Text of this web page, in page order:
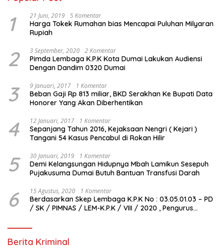
1 21 Juni, 2019 5 Komentar
Harga Tokek Rumahan bias Mencapai Puluhan Milyaran
Rupiah
2 3 September, 2020 2 Komentar
Pimda Lembaga K.P.K Kota Dumai Lakukan Audiensi
Dengan Dandim 0320 Dumai
3 9 Januari, 2017 1 Komentar
Beban Gaji Rp 813 miliar, BKD Serakhan Ke Bupati Data
Honorer Yang Akan Diberhentikan
4 12 Januari, 2017 1 Komentar
Sepanjang Tahun 2016, Kejaksaan Nengri ( Kejari )
Tangani 54 Kasus Pencabul di Rokan Hilir
5 30 Januari, 2019 1 Komentar
Demi Kelangsungan Hidupnya Mbah Lamikun Sesepuh
Pujakusuma Dumai Butuh Bantuan Transfusi Darah
6 15 Agustus, 2020 1 Komentar
Berdasarkan Skep Lembaga K.P.K No : 03.05.01.03 – PD
/ SK / PIMNAS / LEM-K.P.K / VIII / 2020 , Pengurus
Berita Kriminal